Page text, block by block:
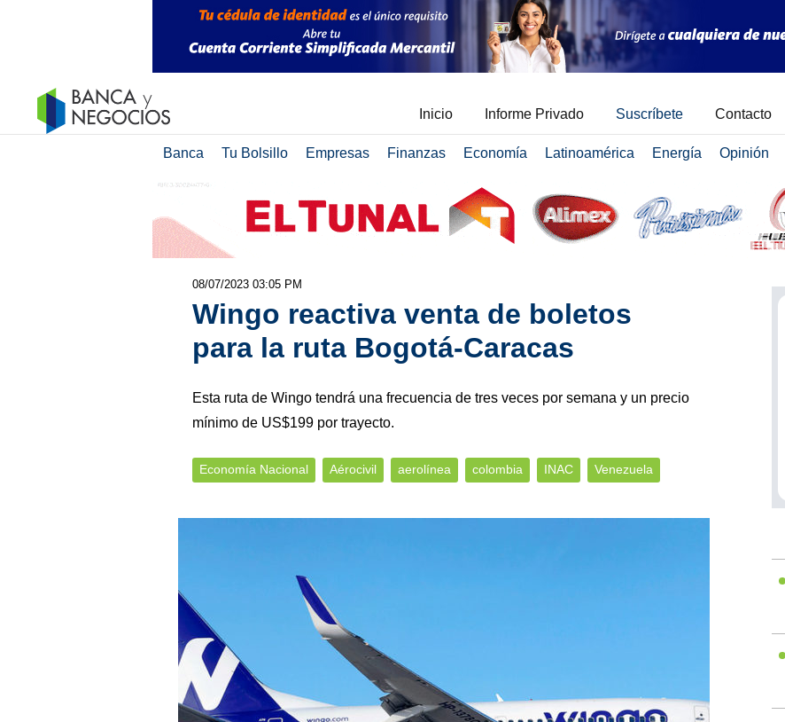
Inicio Informe Privado Suscríbete Contacto
Banca Tu Bolsillo Empresas Finanzas Economía Latinoamérica Energía Opinión
08/07/2023 03:05 PM
Wingo reactiva venta de boletos
para la ruta Bogotá-Caracas
Esta ruta de Wingo tendrá una frecuencia de tres veces por semana y un precio
mínimo de US$199 por trayecto.
Economía Nacional Aérocivil aerolínea colombia INAC Venezuela